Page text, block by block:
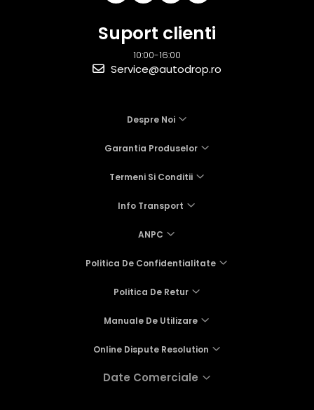
Rame adaptoare Mazda
Rame adaptoare Kia
Rame adaptoare Alfa Romeo
Rame adaptoare Chevrolet
Rame adaptoare Mitsubishi
Rame adaptoare Jeep
Suport clienti
10:00-16:00
Service@autodrop.ro
Despre Noi
Garantia Produselor
Termeni Si Conditii
Info Transport
ANPC
Politica De Confidentialitate
Politica De Retur
Manuale De Utilizare
Online Dispute Resolution
Date Comerciale